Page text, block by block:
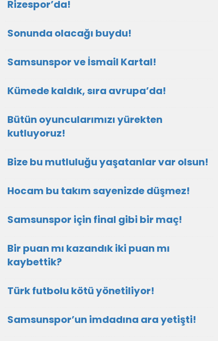
Rizespor’da!
Sonunda olacağı buydu!
Samsunspor ve İsmail Kartal!
Kümede kaldık, sıra avrupa’da!
Bütün oyuncularımızı yürekten
kutluyoruz!
Bize bu mutluluğu yaşatanlar var olsun!
Hocam bu takım sayenizde düşmez!
Samsunspor için final gibi bir maç!
Bir puan mı kazandık iki puan mı
kaybettik?
Türk futbolu kötü yönetiliyor!
Samsunspor’un imdadına ara yetişti!